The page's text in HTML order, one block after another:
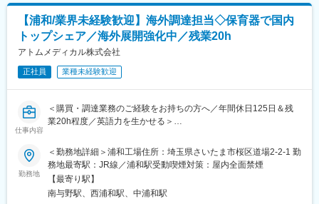
※車通勤OK（駐車場完備／通勤距離に応じガソリン代支給：上限
距離数なし）
■当社の強み：
当社は日本調剤グループの一員であり、医薬品の開発機能も有し
ているため、自社製品の開発から調剤薬局での販売までグループ
ジェネリックメーカーを目指しています
心不全や心筋梗塞などの心臓病を中心に、体内に挿入し、様々な
病気を治療することができる柔らかく細い管のことを指します。
画期的な技術であり、傷を最小限にとどめることに、安全に、迅
速に、心臓循環器分野の診断・治療を可能にするシステムです。
■当社の魅力：
・自社開発力の高さ…Drからの認知度の高い、質の高い製品を多
く生み出してきました。
海外のユニークなアイディアや技術を有するベンチャーメーカー
の積極的な買収・資本提携に加え、自社内開発にも力を入れてい
・働きやすい就業環境…当社の面接を受けた方や中途入社後の感
想で必ず出るのが「働いている人がいい」「穏やかな社風」とい
う言葉です。風通しがよく、働きやすい雰囲気です。
【浦和/業界未経験歓迎】海外調達担当◇保育器で国内
トップシェア／海外展開強化中／残業20h
アトムメディカル株式会社
正社員 業種未経験歓迎
仕事内容
＜購買・調達業務のご経験をお持ちの方へ／年間休日125日＆残
業20h程度／英語力を生かせる＞
■業務内容：
海外製品・部品の調達業務をご担当頂きます。
※メイン：サブは9:1の割合でお任せの想定です。
＜メイン業務＞
・海外を中心とした生産に必要な幅広い部材・製品の調達業務
勤務地
＜勤務地詳細＞浦和工場住所：埼玉県さいたま市桜区道場2-2-1 勤
務地最寄駅：JR線／浦和駅受動喫煙対策：屋内全面禁煙
【最寄り駅】
南与野駅、西浦和駅、中浦和駅